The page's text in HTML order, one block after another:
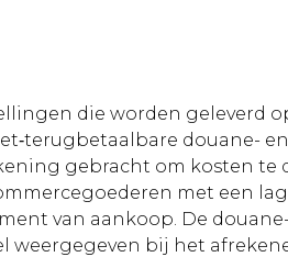
die worden geleverd
douane- en
gebracht om kosten te
met een
van aankoop. De
weergegeven bij het